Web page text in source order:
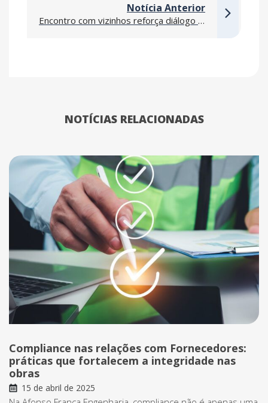
Notícia Anterior
Encontro com vizinhos reforça diálogo na obra IMS na Gávea
NOTÍCIAS RELACIONADAS
Compliance nas relações com Fornecedores:
práticas que fortalecem a integridade nas
obras
15 de abril de 2025